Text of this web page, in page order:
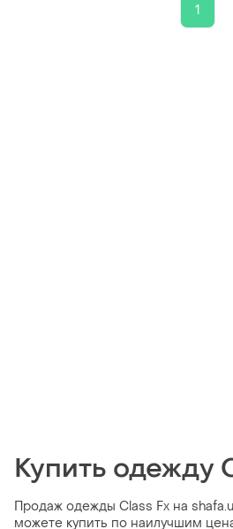
1
Купить одежду
Продаж одежды Class Fx на
можете купить по наилучшим